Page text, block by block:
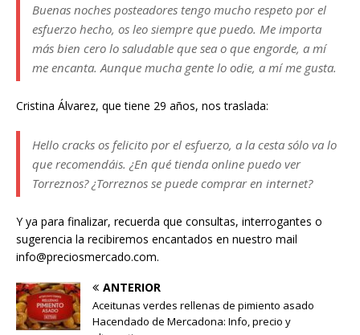
Buenas noches posteadores tengo mucho respeto por el
esfuerzo hecho, os leo siempre que puedo. Me importa
más bien cero lo saludable que sea o que engorde, a mí
me encanta. Aunque mucha gente lo odie, a mí me gusta.
Cristina Álvarez, que tiene 29 años, nos traslada:
Hello cracks os felicito por el esfuerzo, a la cesta sólo va lo
que recomendáis. ¿En qué tienda online puedo ver
Torreznos? ¿Torreznos se puede comprar en internet?
Y ya para finalizar, recuerda que consultas, interrogantes o
sugerencia la recibiremos encantados en nuestro mail
info@preciosmercado.com.
ANTERIOR
Aceitunas verdes rellenas de pimiento asado
Hacendado de Mercadona: Info, precio y